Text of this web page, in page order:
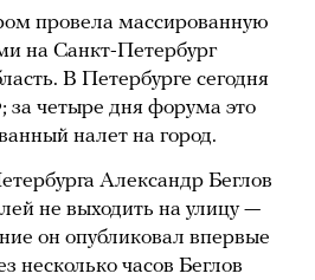
провела массированную
на Санкт-Петербург
В Петербурге сегодня
четыре дня форума это
налет на город.
Александр Беглов
не выходить на улицу —
он опубликовал впервые
несколько часов Беглов